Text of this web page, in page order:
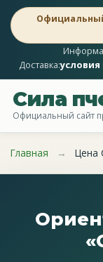
Доставка:
Сила
Официальный сайт
Главная → Цена